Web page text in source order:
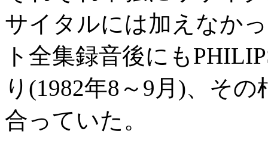
サイタルには加えなか
ト全集録音後にも
り(1982年8～9月)、そ
合っていた。